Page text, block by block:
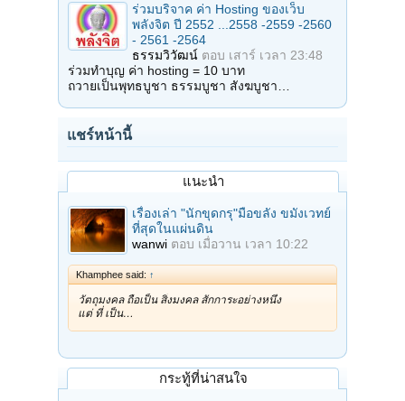
ร่วมบริจาค ค่า Hosting ของเว็บ
พลังจิต ปี 2552 ...2558 -2559 -2560
- 2561 -2564
ธรรมวิวัฒน์ ตอบ เสาร์ เวลา 23:48
ร่วมทำบุญ ค่า hosting = 10 บาท
ถวายเป็นพุทธบูชา ธรรมบูชา สังฆบูชา…
แชร์หน้านี้
แนะนำ
เรื่องเล่า "นักขุดกรุ"มือขลัง ขมังเวทย์
ที่สุดในแผ่นดิน
wanwi ตอบ เมื่อวาน เวลา 10:22
Khamphee said: ↑
วัตถุมงคล ถือเป็น สิ่งมงคล สักการะอย่างหนึ่ง
แต่ ที่ เป็น…
กระทู้ที่น่าสนใจ